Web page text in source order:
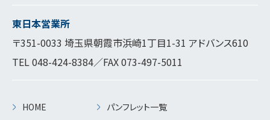
東日本営業所
〒351-0033 埼玉県朝霞市浜崎1丁目1-31 アドバンス610
TEL048-424-8384／FAX 073-497-5011
HOME
パンフレット一覧